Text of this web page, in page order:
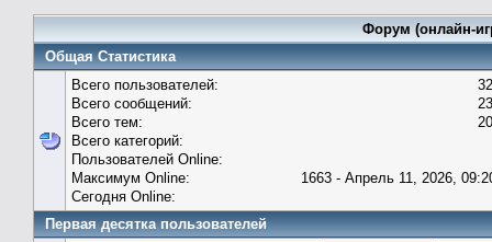
Форум (онлайн-
Общая Статистика
Всего пользователей:
Всего сообщений:
Всего тем:
Всего категорий:
Пользователей Online:
Максимум Online:
1663 - Апрель 11, 2026,
Сегодня Online:
Первая десятка пользователей